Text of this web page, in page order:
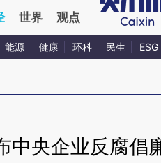
世界 观点
能源 健康 环科 民生 ESG
中央企业反腐倡